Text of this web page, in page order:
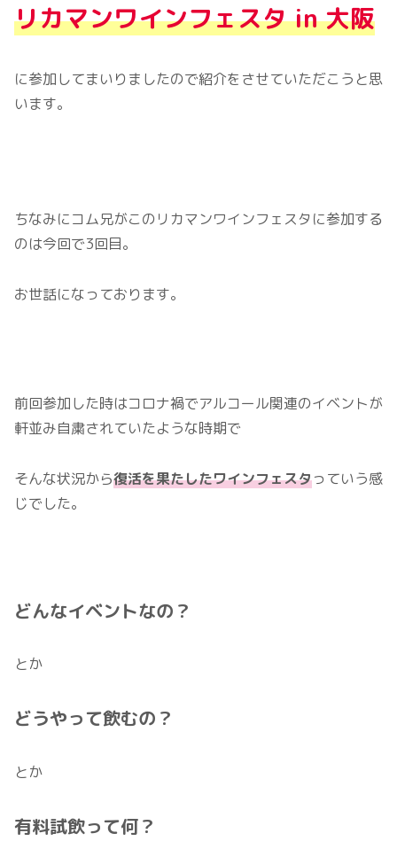
リカマンワインフェスタ in 大阪
に参加してまいりましたので紹介をさせていただこうと思
います。
ちなみにコム兄がこのリカマンワインフェスタに参加する
のは今回で3回目。
お世話になっております。
前回参加した時はコロナ禍でアルコール関連のイベントが
軒並み自粛されていたような時期で
そんな状況から復活を果たしたワインフェスタっていう感
じでした。
どんなイベントなの？
とか
どうやって飲むの？
とか
有料試飲って何？